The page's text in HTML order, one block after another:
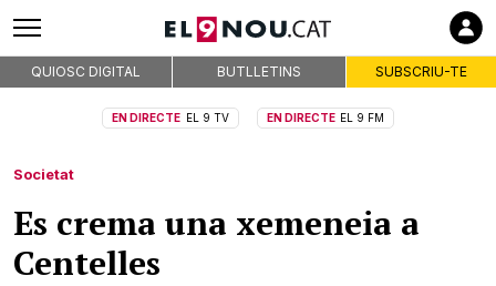
QUIOSC DIGITAL BUTLLETINS SUBSCRIU-TE
EN DIRECTE EL 9 TV EN DIRECTE EL 9 FM
Societat
Es crema una xemeneia a
Centelles